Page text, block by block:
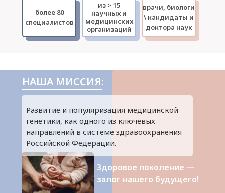
более 80
специалистов
из > 15
научных и
медицинских
организаций
врачи, биологи
\ кандидаты и
доктора наук
Здоровое поколение —
залог нашего будущего!
НАША МИССИЯ:
Развитие и популяризация медицинской
генетики, как одного из ключевых
направлений в системе здравоохранения
Российской Федерации.